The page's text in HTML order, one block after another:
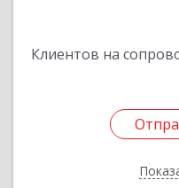
Клиентов на